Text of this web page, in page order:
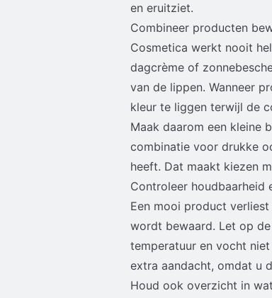
en eruitziet.
Combineer producten
Cosmetica werkt nooit
dagcrème of
van de lippen. Wanneer
kleur te liggen terwijl de
Maak daarom een kleine
combinatie voor drukke
heeft. Dat maakt kiezen
Controleer houdbaarheid
Een mooi product
wordt bewaard. Let op
temperatuur en vocht
extra aandacht, omdat u
Houd ook overzicht in